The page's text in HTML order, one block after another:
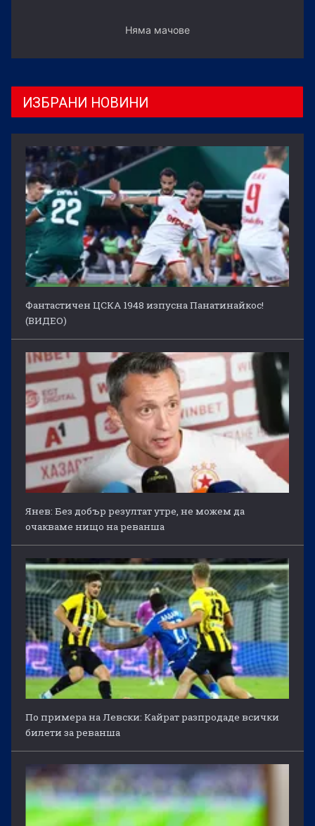
Няма мачове
ИЗБРАНИ НОВИНИ
Фантастичен ЦСКА 1948 изпусна Панатинайкос!
(ВИДЕО)
Янев: Без добър резултат утре, не можем да
очакваме нищо на реванша
По примера на Левски: Кайрат разпродаде всички
билети за реванша